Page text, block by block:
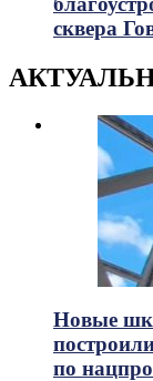
сквера
Новые
по